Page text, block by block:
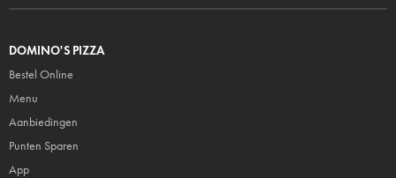
DOMINO'S PIZZA
Bestel Online
Menu
Aanbiedingen
Punten Sparen
App